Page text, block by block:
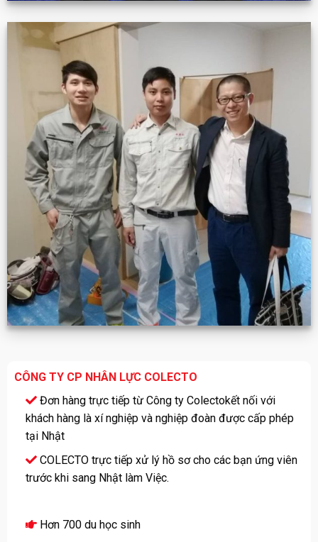
CÔNG TY CP NHÂN LỰC COLECTO
Đơn hàng trực tiếp từ Công ty Colectokết nối với
khách hàng là xí nghiệp và nghiệp đoàn được cấp phép
tại Nhật
COLECTO trực tiếp xử lý hồ sơ cho các bạn ứng viên
trước khi sang Nhật làm Việc.
Hơn 700 du học sinh